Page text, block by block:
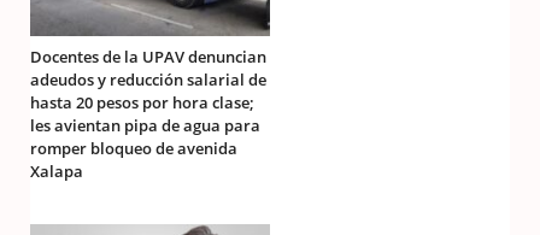
Docentes de la UPAV denuncian
adeudos y reducción salarial de
hasta 20 pesos por hora clase;
les avientan pipa de agua para
romper bloqueo de avenida
Xalapa